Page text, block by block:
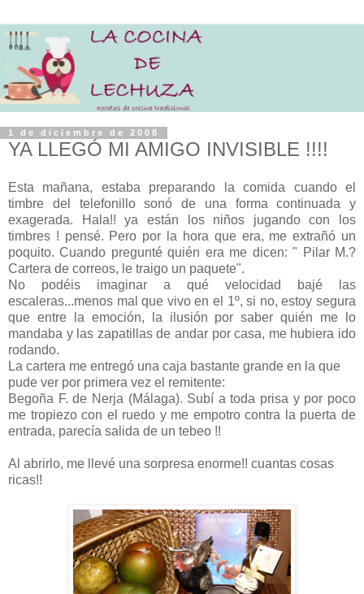
1 de diciembre de 2008
YA LLEGÓ MI AMIGO INVISIBLE !!!!
Esta mañana, estaba preparando la comida cuando el
timbre del telefonillo sonó de una forma continuada y
exagerada. Hala!! ya están los niños jugando con los
timbres ! pensé. Pero por la hora que era, me extrañó un
poquito. Cuando pregunté quién era me dicen: " Pilar M.?
Cartera de correos, le traigo un paquete".
No podéis imaginar a qué velocidad bajé las
escaleras...menos mal que vivo en el 1º, si no, estoy segura
que entre la emoción, la ilusión por saber quién me lo
mandaba y las zapatillas de andar por casa, me hubiera ido
rodando.
La cartera me entregó una caja bastante grande en la que
pude ver por primera vez el remitente:
Begoña F. de Nerja (Málaga). Subí a toda prisa y por poco
me tropiezo con el ruedo y me empotro contra la puerta de
entrada, parecía salida de un tebeo !!
Al abrirlo, me llevé una sorpresa enorme!! cuantas cosas
ricas!!